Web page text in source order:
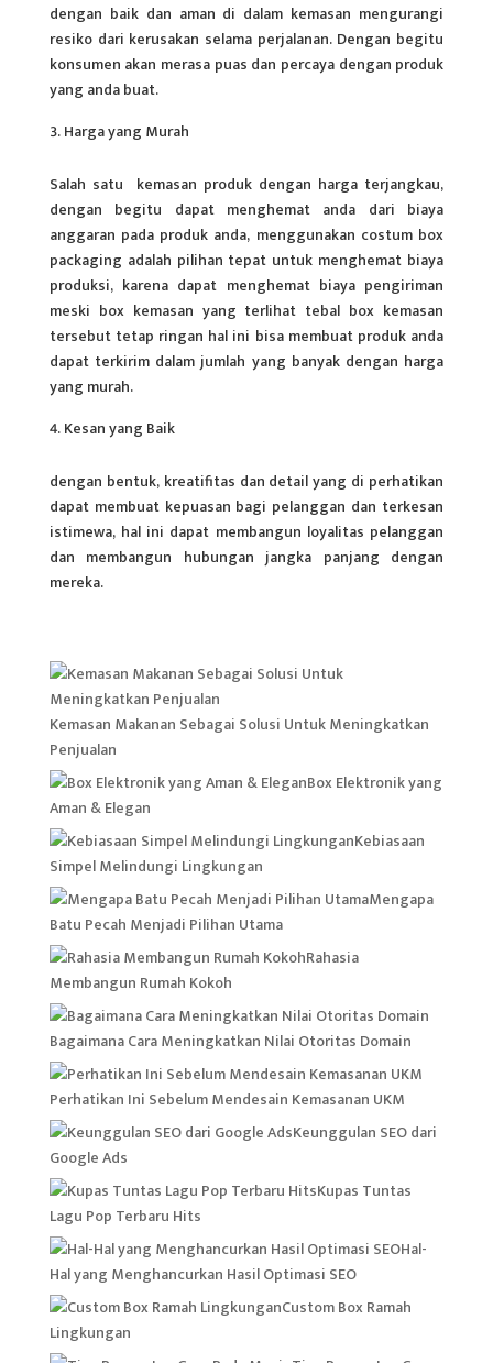
dengan baik dan aman di dalam kemasan mengurangi
resiko dari kerusakan selama perjalanan. Dengan begitu
konsumen akan merasa puas dan percaya dengan produk
yang anda buat.
Harga yang Murah
Salah satu kemasan produk dengan harga terjangkau,
dengan begitu dapat menghemat anda dari biaya
anggaran pada produk anda, menggunakan costum box
packaging adalah pilihan tepat untuk menghemat biaya
produksi, karena dapat menghemat biaya pengiriman
meski box kemasan yang terlihat tebal box kemasan
tersebut tetap ringan hal ini bisa membuat produk anda
dapat terkirim dalam jumlah yang banyak dengan harga
yang murah.
Kesan yang Baik
dengan bentuk, kreatifitas dan detail yang di perhatikan
dapat membuat kepuasan bagi pelanggan dan terkesan
istimewa, hal ini dapat membangun loyalitas pelanggan
dan membangun hubungan jangka panjang dengan
mereka.
Kemasan Makanan Sebagai Solusi Untuk Meningkatkan
Penjualan
Box Elektronik yang
Aman & Elegan
Kebiasaan
Simpel Melindungi Lingkungan
Mengapa
Batu Pecah Menjadi Pilihan Utama
Rahasia
Membangun Rumah Kokoh
Bagaimana Cara Meningkatkan Nilai Otoritas Domain
Perhatikan Ini Sebelum Mendesain Kemasanan UKM
Keunggulan SEO dari
Google Ads
Kupas Tuntas
Lagu Pop Terbaru Hits
Hal-
Hal yang Menghancurkan Hasil Optimasi SEO
Custom Box Ramah
Lingkungan